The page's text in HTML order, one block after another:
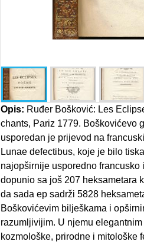
Opis: Ruđer Bošković: Les
chants, Pariz 1779. Boškovićevo
usporedan je prijevod na
Lunae defectibus, koje je bilo
najopširnije usporedno
dopunio sa još 207 heksametara
da sada ep sadrži 5828
Boškovićevim bilješkama i
razumljivijim. U njemu
kozmološke, prirodne i mitološke